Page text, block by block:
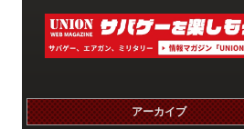
アーカイブ